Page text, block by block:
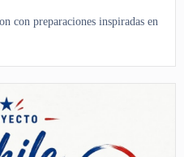
con preparaciones inspiradas en